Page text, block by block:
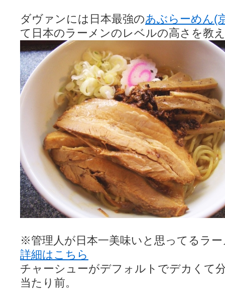
ダヴァンには日本最強のあぶらーめん(
て日本のラーメンのレベルの高さを教
※管理人が日本一美味いと思ってるラ
詳細はこちら
チャーシューがデフォルトでデカくて
当たり前。